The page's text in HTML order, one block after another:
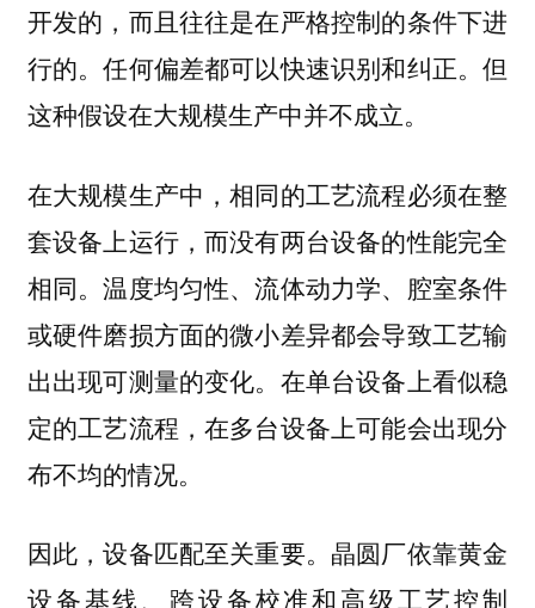
开发的，而且往往是在严格控制的条件下进
行的。任何偏差都可以快速识别和纠正。但
这种假设在大规模生产中并不成立。
在大规模生产中，相同的工艺流程必须在整
套设备上运行，而没有两台设备的性能完全
相同。温度均匀性、流体动力学、腔室条件
或硬件磨损方面的微小差异都会导致工艺输
出出现可测量的变化。在单台设备上看似稳
定的工艺流程，在多台设备上可能会出现分
布不均的情况。
因此，设备匹配至关重要。晶圆厂依靠黄金
设备基线、跨设备校准和高级工艺控制